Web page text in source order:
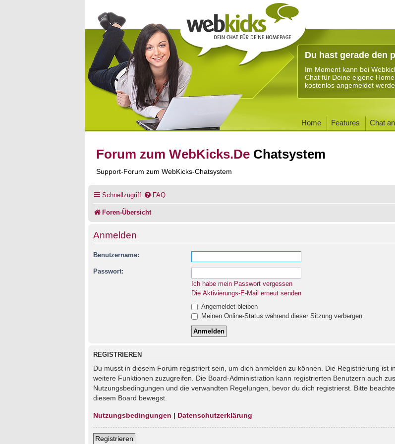
Du hast gerade den
Im Moment kann bei
Chat für Deine eigene
kostenlos angemeldet
Home Features Chat
Forum zum WebKicks.De Chatsystem
Support-Forum zum WebKicks-Chatsystem
Schnellzugriff FAQ
Foren-Übersicht
Anmelden
Benutzername:
Passwort:
Ich habe mein Passwort vergessen
Die Aktivierungs-E-Mail erneut senden
Angemeldet bleiben
Meinen Online-Status während dieser Sitzung verbergen
REGISTRIEREN
Du musst in diesem Forum registriert sein, um dich anmelden zu können. Die Registrierung ist
weitere Funktionen zuzugreifen. Die Board-Administration kann registrierten Benutzern auch
Nutzungsbedingungen und die verwandten Regelungen, bevor du dich registrierst. Bitte
diesem Board bewegst.
Nutzungsbedingungen | Datenschutzerklärung
Registrieren